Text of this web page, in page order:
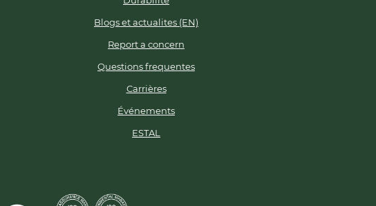
Blogs et actualites (EN)
Report a concern
Questions frequentes
Carrières
Événements
ESTAL